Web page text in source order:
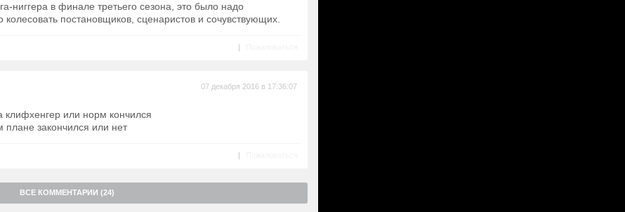
ниггера в финале третьего сезона, это было надо
колесовать постановщиков, сценаристов и сочувствующих.
|
07 декабря 2016 в 17:36:07
клифхенгер или норм кончился
плане закончился или нет
|
ВСЕ КОММЕНТАРИИ (24)